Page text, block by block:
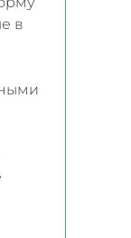
в